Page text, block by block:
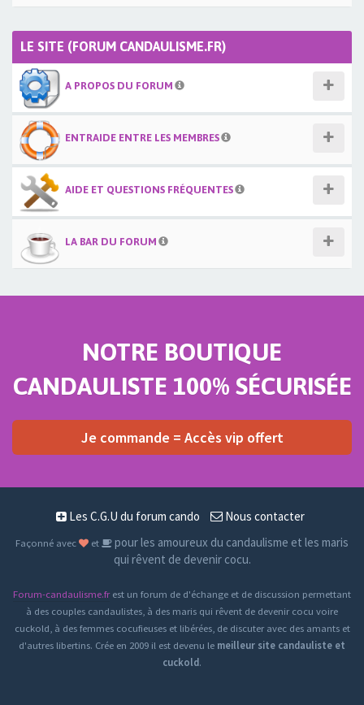
LE SITE (FORUM CANDAULISME.FR)
A PROPOS DU FORUM
ENTRAIDE ENTRE LES MEMBRES
AIDE ET QUESTIONS FRÉQUENTES
LA BAR DU FORUM
NOTRE BOUTIQUE
CANDAULISTE 100% SÉCURISÉE
Je commande = Accès vip offert
Les C.G.U du forum cando Nous contacter
Façonné avec et
pour les amoureux du candaulisme et les maris
qui rêvent de devenir cocu.
Forum-candaulisme.frest un forum de d'échange et de discussion permettant
à des couples candaulistes, à des maris qui rêvent de devenir cocu voire
cuckold, à des femmes cocufieuses et libérées, de discuter avec des amants et
d'autres libertins. Crée en 2009 il est devenu le meilleur site candauliste et
cuckold.